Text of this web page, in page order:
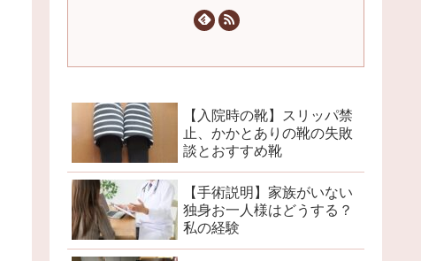
【入院時の靴】スリッパ禁
止、かかとありの靴の失敗
談とおすすめ靴
【手術説明】家族がいない
独身お一人様はどうする？
私の経験